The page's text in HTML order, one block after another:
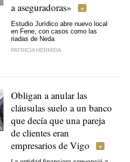
a aseguradoras»
Estudio Jurídico abre nuevo local
en Fene, con casos como las
riadas de Neda
PATRICIA HERMIDA
Obligan a anular las
cláusulas suelo a un banco
que decía que una pareja
de clientes eran
empresarios de Vigo